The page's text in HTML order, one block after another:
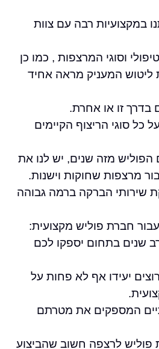
רבה עם צוות
המרצפות , כמו כן
מראה אחיד
או אחרת.
הריצוף הקיימים
שנים, יש לנו את
שחוקות וישנות.
ברמה גבוהה
פוליש מקצועית:
יספקו לכם
אף לא פחות על
את מטרתם
חשוב שהביצוע